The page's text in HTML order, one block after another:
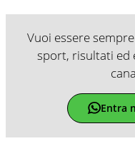
Vuoi essere
sport, risultati ed
Entra